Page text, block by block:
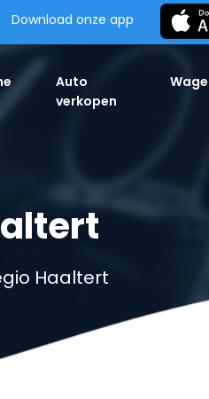
Download onze app
Auto
verkopen
Haaltert